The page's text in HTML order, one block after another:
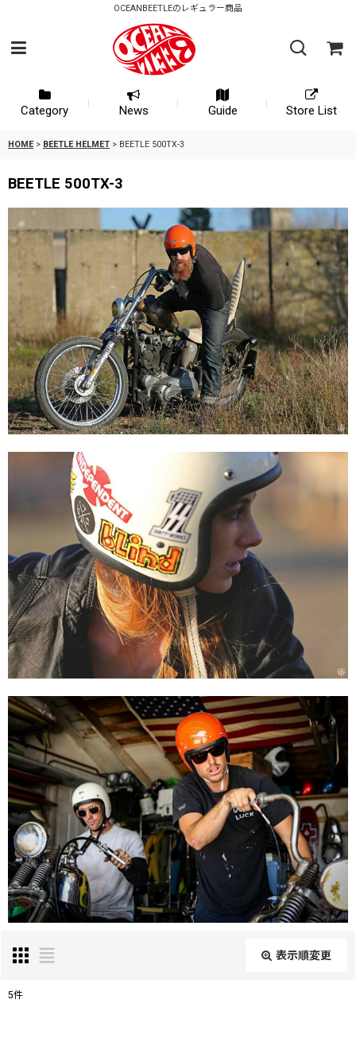
OCEANBEETLEのレギュラー商品
Category News Guide Store List
HOME > BEETLE HELMET > BEETLE 500TX-3
BEETLE 500TX-3
表示順変更
5件